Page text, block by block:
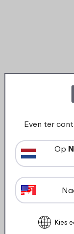
Dop
619
Even ter
Op